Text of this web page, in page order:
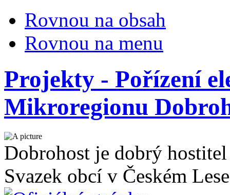
Rovnou na obsah
Rovnou na menu
Projekty - Pořízení
Mikroregionu
Dobrohost je dobrý hostitel
Svazek obcí v Českém Lese